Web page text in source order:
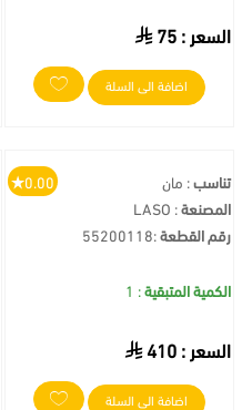
السعر : 75
اضافة الى السلة
0.00 تناسب: مان
المصنعة: LASO
رقم القطعة:
55200118
الكمية المتبقية: 1
السعر : 410
اضافة الى السلة